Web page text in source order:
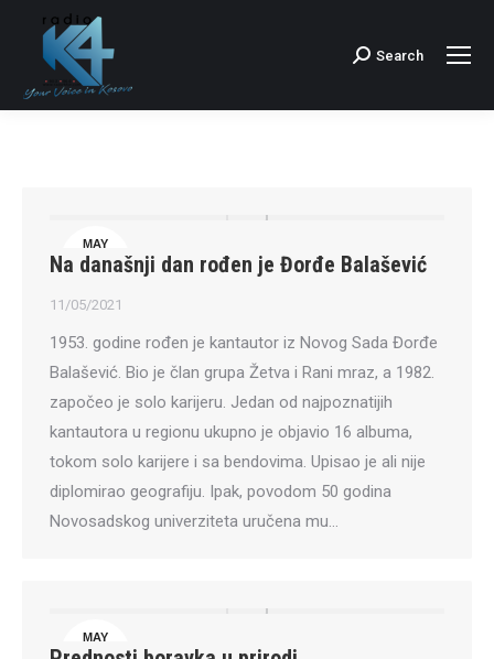
Search:
Search
MAY
11
Na današnji dan rođen je Đorđe Balašević
11/05/2021
1953. godine rođen je kantautor iz Novog Sada Đorđe
Balašević. Bio je član grupa Žetva i Rani mraz, a 1982.
započeo je solo karijeru. Jedan od najpoznatijih
kantautora u regionu ukupno je objavio 16 albuma,
tokom solo karijere i sa bendovima. Upisao je ali nije
diplomirao geografiju. Ipak, povodom 50 godina
Novosadskog univerziteta uručena mu…
MAY